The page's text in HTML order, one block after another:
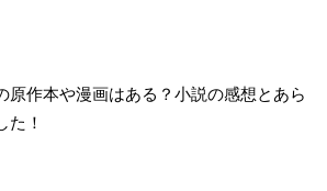
原作本や漫画はある？小説の感想とあら
た！